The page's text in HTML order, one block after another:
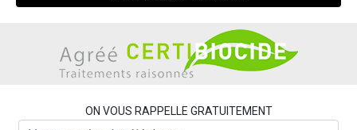
ON VOUS RAPPELLE GRATUITEMENT